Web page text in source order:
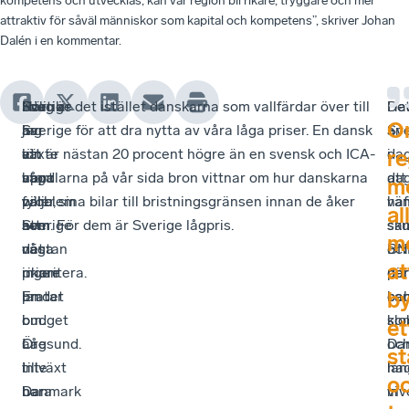
attraktiv för såväl människor som kapital och kompetens”, skriver Johan
Dalén i en kommentar.
Politik
är
att
våga
välja,
att
våga
prioritera.
En
budget
är
inte
bara
Sverige
har
ett
stort
problem
som
nästan
ingen
pratar
om.
Låg
tillväxt
har
När
jag
växte
upp
var
Sverige
det
rikare
landet
i
Öresund.
I
Danmark
I dag är det istället danskarna som vallfärdar över till
Sverige för att dra nytta av våra låga priser. En dansk
lön är nästan 20 procent högre än en svensk och ICA-
handlarna på vår sida bron vittnar om hur danskarna
fyller sina bilar till bristningsgränsen innan de åker
hem. För dem är Sverige lågpris.
i
per
vi
är
att